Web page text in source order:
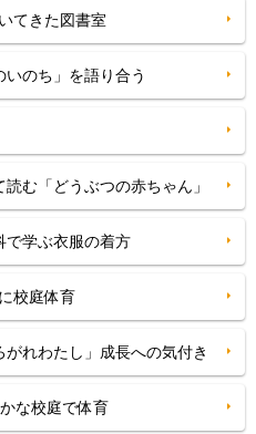
てきた図書室
のち」を語り合う
む「どうぶつの赤ちゃん」
で学ぶ衣服の着方
校庭体育
れわたし」成長への気付き
な校庭で体育